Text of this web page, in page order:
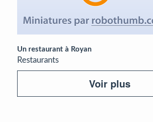
Un restaurant à Royan
Restaurants
Voir plus